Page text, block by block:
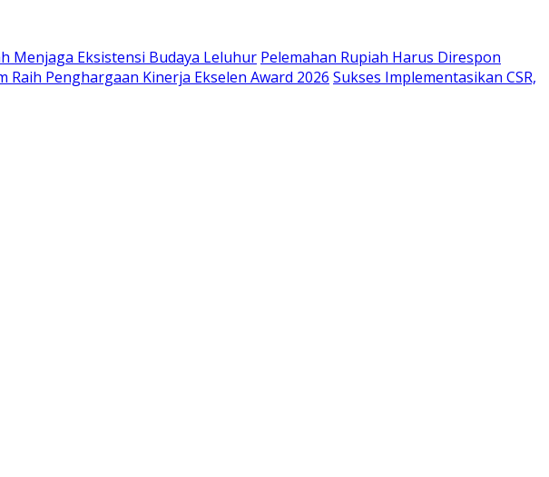
Menjaga Eksistensi Budaya Leluhur Pelemahan Rupiah Harus Direspon
Penghargaan Kinerja Ekselen Award 2026 Sukses Implementasikan CSR,